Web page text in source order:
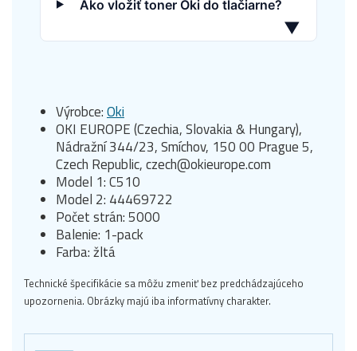
Ako vložiť toner Oki do tlačiarne?
▼
Výrobce:Oki
OKI EUROPE (Czechia, Slovakia & Hungary),
Nádražní 344/23, Smíchov, 150 00 Prague 5,
Czech Republic, czech@okieurope.com
Model 1: C510
Model 2: 44469722
Počet strán: 5000
Balenie: 1-pack
Farba: žltá
Technické špecifikácie sa môžu zmeniť bez predchádzajúceho
upozornenia. Obrázky majú iba informatívny charakter.